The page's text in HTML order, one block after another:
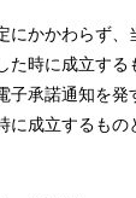
にかかわらず、
た時に成立する
子承諾通知を発
に成立するもの